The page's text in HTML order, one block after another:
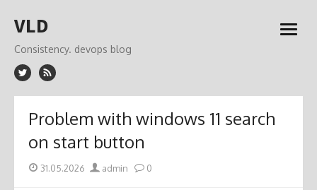
to
VLD
Consistency. devops blog
open
Problem with windows 11 search
on start button
Posted31.05.2026 Author
admin 0